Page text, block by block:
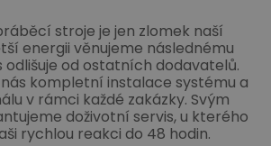
stroje je jen zlomek naší
energii věnujeme následnému
odlišuje od ostatních dodavatelů.
kompletní instalace systému a
v rámci každé zakázky. Svým
doživotní servis, u kterého
rychlou reakci do 48 hodin.